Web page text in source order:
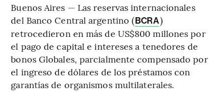
Buenos Aires — Las reservas internacionales
del Banco Central argentino (BCRA)
retrocedieron en más de US$800 millones por
el pago de capital e intereses a tenedores de
bonos Globales, parcialmente compensado por
el ingreso de dólares de los préstamos con
garantías de organismos multilaterales.